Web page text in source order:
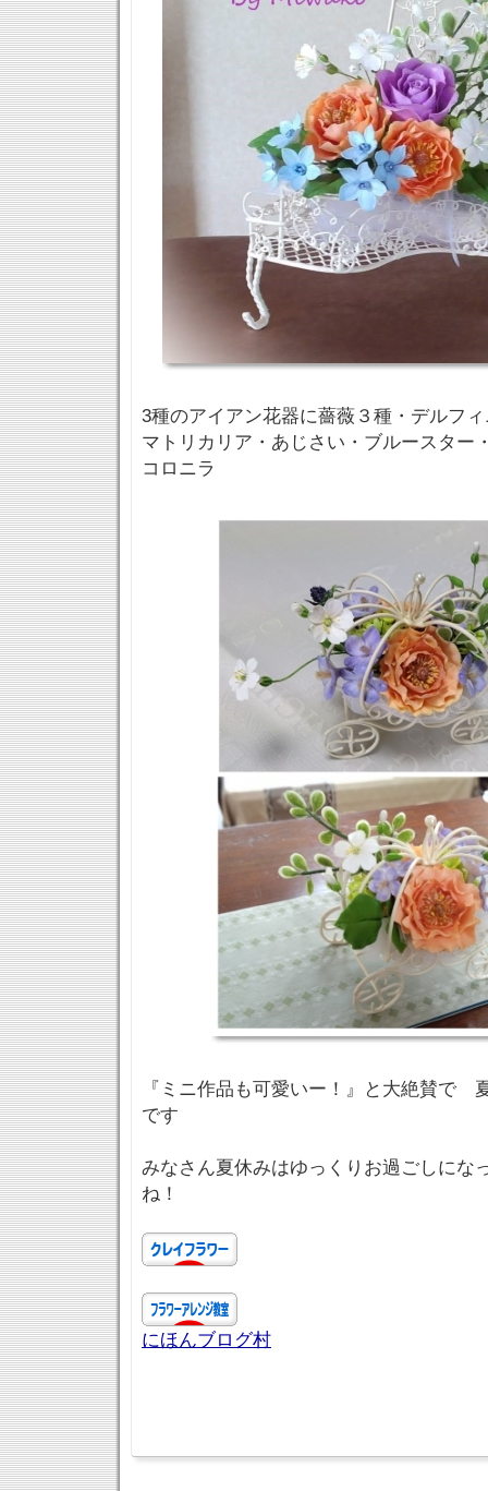
3種のアイアン花器に薔薇３種・デルフ
マトリカリア・あじさい・ブルースター
コロニラ
『ミニ作品も可愛いー！』と大絶賛で
です
みなさん夏休みはゆっくりお過ごしにな
ね！
にほんブログ村